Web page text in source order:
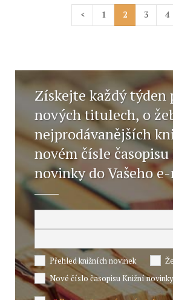
< 1 2 3 4
Získejte každý týden
nových titulech, o
nejprodávanějších
novém čísle
novinky do Vašeho
Přehled knižních novinek
Nové číslo časopisu Knižní novinky